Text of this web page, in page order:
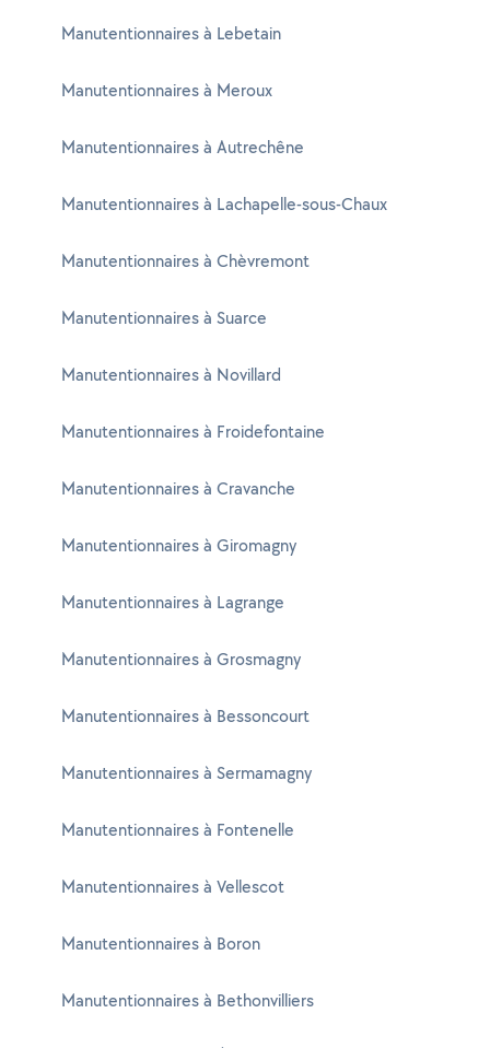
Manutentionnaires à Lebetain
Manutentionnaires à Meroux
Manutentionnaires à Autrechêne
Manutentionnaires à Lachapelle-sous-Chaux
Manutentionnaires à Chèvremont
Manutentionnaires à Suarce
Manutentionnaires à Novillard
Manutentionnaires à Froidefontaine
Manutentionnaires à Cravanche
Manutentionnaires à Giromagny
Manutentionnaires à Lagrange
Manutentionnaires à Grosmagny
Manutentionnaires à Bessoncourt
Manutentionnaires à Sermamagny
Manutentionnaires à Fontenelle
Manutentionnaires à Vellescot
Manutentionnaires à Boron
Manutentionnaires à Bethonvilliers